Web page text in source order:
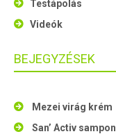
Testápolás
Videók
BEJEGYZÉSEK
Mezei virág krém
San’ Activ sampon